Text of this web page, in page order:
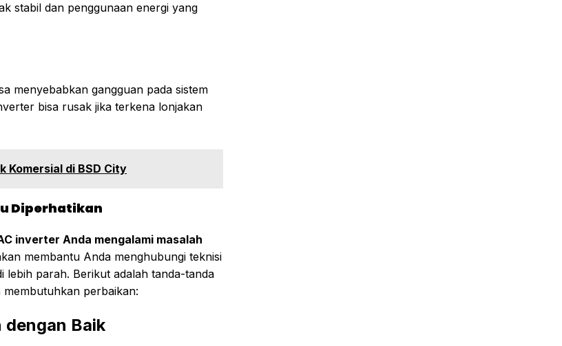
stabil dan penggunaan energi yang
menyebabkan gangguan pada sistem
bisa rusak jika terkena lonjakan
Komersial di BSD City
Diperhatikan
inverter Anda mengalami masalah
membantu Anda menghubungi teknisi
lebih parah. Berikut adalah tanda-tanda
perbaikan:
dengan Baik